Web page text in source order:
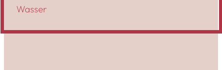
Wasser